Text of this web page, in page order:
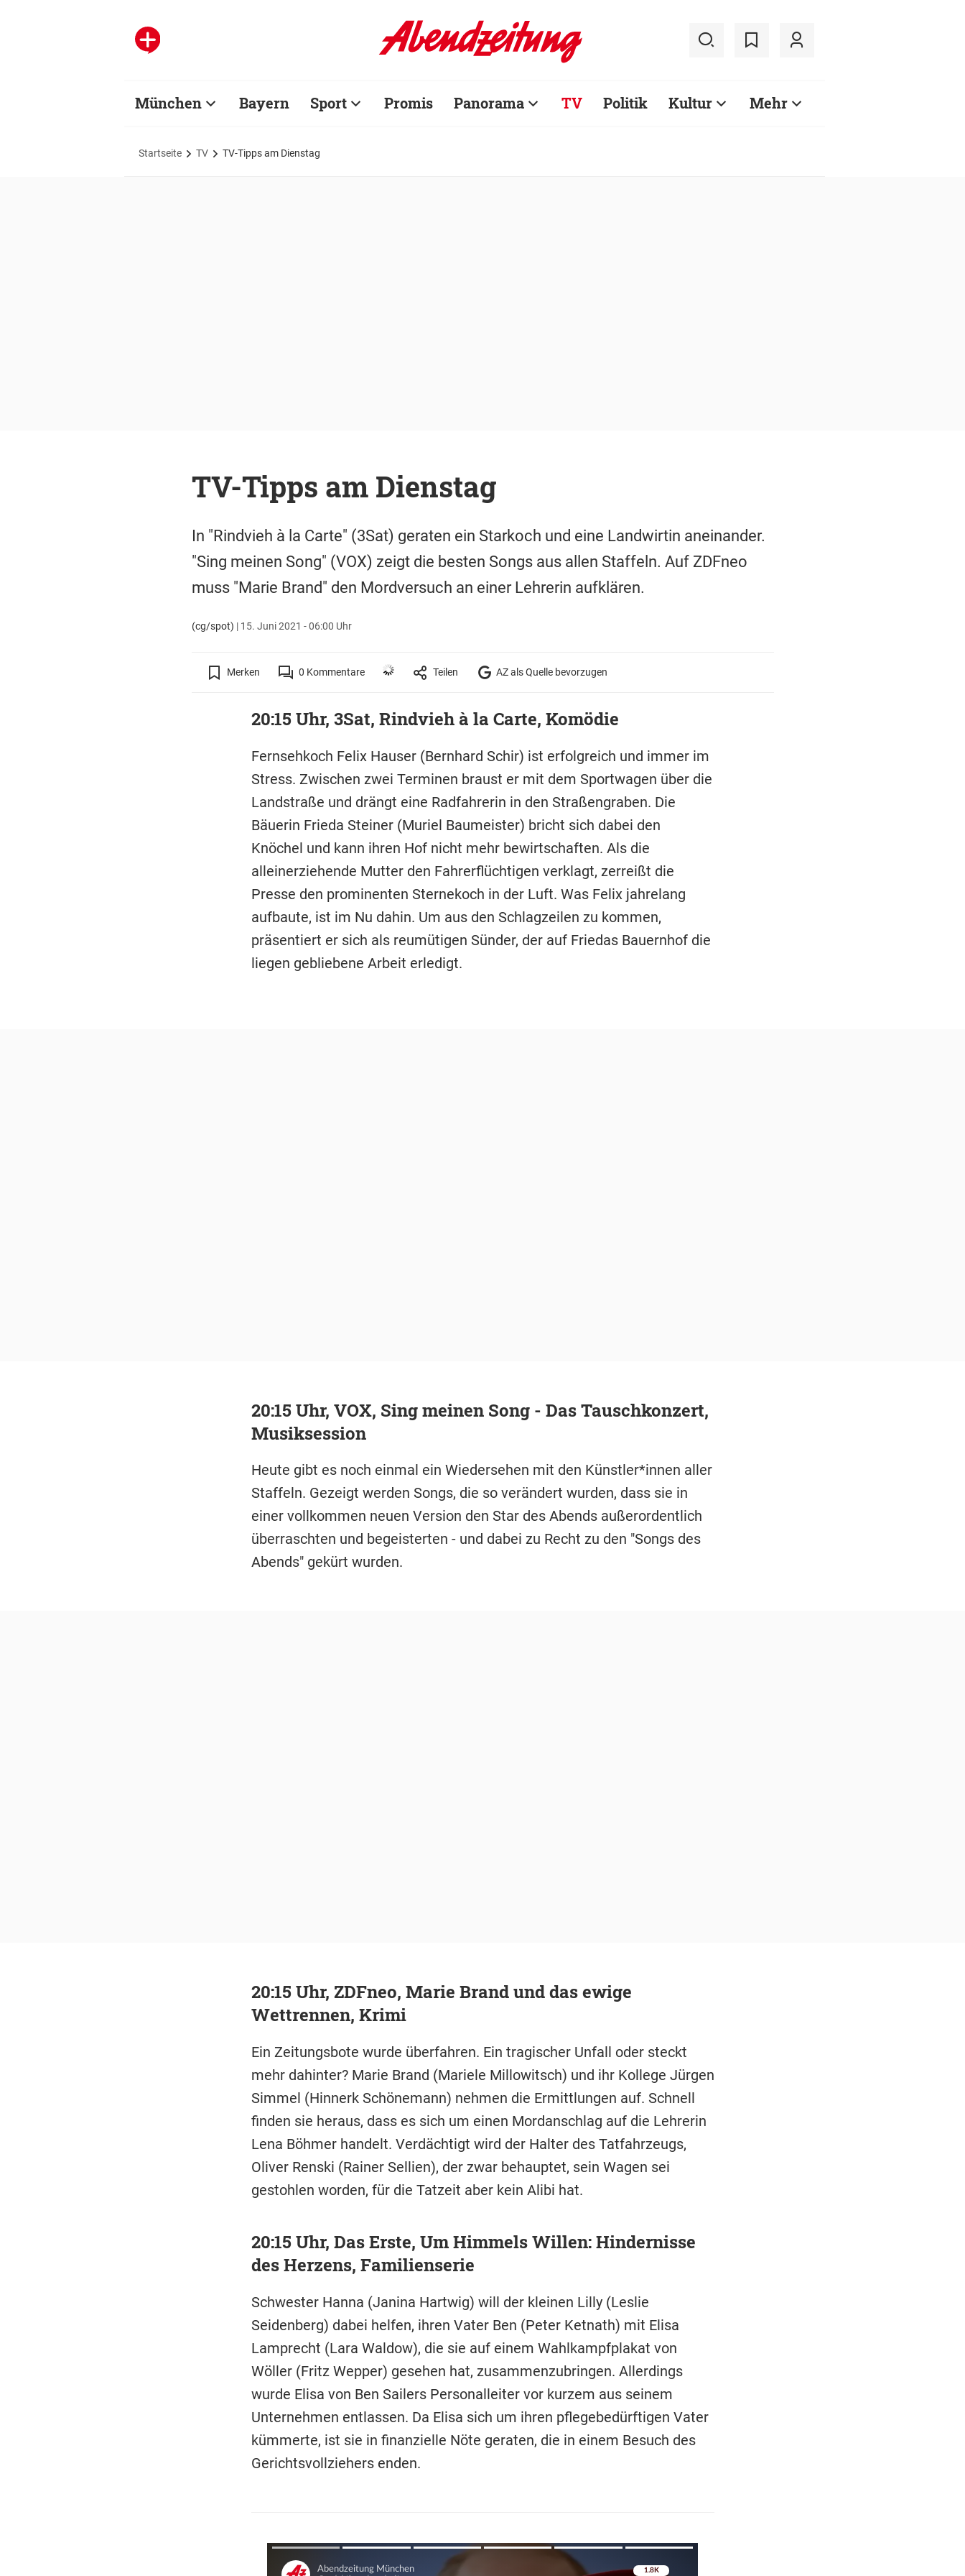
München Bayern Sport Promis Panorama TV Politik Kultur Mehr
Startseite TV TV-Tipps am Dienstag
TV-Tipps am Dienstag
In "Rindvieh à la Carte" (3Sat) geraten ein Starkoch und eine Landwirtin aneinander.
"Sing meinen Song" (VOX) zeigt die besten Songs aus allen Staffeln. Auf ZDFneo
muss "Marie Brand" den Mordversuch an einer Lehrerin aufklären.
(cg/spot) | 15. Juni 2021 - 06:00 Uhr
Merken 0 Kommentare Teilen AZ als Quelle bevorzugen
20:15 Uhr, 3Sat, Rindvieh à la Carte, Komödie
Fernsehkoch Felix Hauser (Bernhard Schir) ist erfolgreich und immer im
Stress. Zwischen zwei Terminen braust er mit dem Sportwagen über die
Landstraße und drängt eine Radfahrerin in den Straßengraben. Die
Bäuerin Frieda Steiner (Muriel Baumeister) bricht sich dabei den
Knöchel und kann ihren Hof nicht mehr bewirtschaften. Als die
alleinerziehende Mutter den Fahrerflüchtigen verklagt, zerreißt die
Presse den prominenten Sternekoch in der Luft. Was Felix jahrelang
aufbaute, ist im Nu dahin. Um aus den Schlagzeilen zu kommen,
präsentiert er sich als reumütigen Sünder, der auf Friedas Bauernhof die
liegen gebliebene Arbeit erledigt.
20:15 Uhr, VOX, Sing meinen Song - Das Tauschkonzert,
Musiksession
Heute gibt es noch einmal ein Wiedersehen mit den Künstler*innen aller
Staffeln. Gezeigt werden Songs, die so verändert wurden, dass sie in
einer vollkommen neuen Version den Star des Abends außerordentlich
überraschten und begeisterten - und dabei zu Recht zu den "Songs des
Abends" gekürt wurden.
20:15 Uhr, ZDFneo, Marie Brand und das ewige
Wettrennen, Krimi
Ein Zeitungsbote wurde überfahren. Ein tragischer Unfall oder steckt
mehr dahinter? Marie Brand (Mariele Millowitsch) und ihr Kollege Jürgen
Simmel (Hinnerk Schönemann) nehmen die Ermittlungen auf. Schnell
finden sie heraus, dass es sich um einen Mordanschlag auf die Lehrerin
Lena Böhmer handelt. Verdächtigt wird der Halter des Tatfahrzeugs,
Oliver Renski (Rainer Sellien), der zwar behauptet, sein Wagen sei
gestohlen worden, für die Tatzeit aber kein Alibi hat.
20:15 Uhr, Das Erste, Um Himmels Willen: Hindernisse
des Herzens, Familienserie
Schwester Hanna (Janina Hartwig) will der kleinen Lilly (Leslie
Seidenberg) dabei helfen, ihren Vater Ben (Peter Ketnath) mit Elisa
Lamprecht (Lara Waldow), die sie auf einem Wahlkampfplakat von
Wöller (Fritz Wepper) gesehen hat, zusammenzubringen. Allerdings
wurde Elisa von Ben Sailers Personalleiter vor kurzem aus seinem
Unternehmen entlassen. Da Elisa sich um ihren pflegebedürftigen Vater
kümmerte, ist sie in finanzielle Nöte geraten, die in einem Besuch des
Gerichtsvollziehers enden.